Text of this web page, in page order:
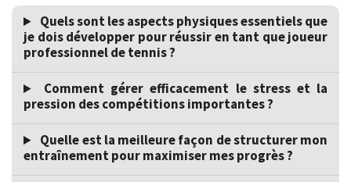
Quels sont les aspects physiques essentiels que
je dois développer pour réussir en tant que joueur
professionnel de tennis ?
Comment gérer efficacement le stress et la
pression des compétitions importantes ?
Quelle est la meilleure façon de structurer mon
entraînement pour maximiser mes progrès ?